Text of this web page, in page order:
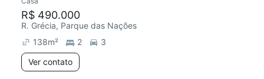
R$ 490.000
R. Grécia, Parque das Nações
138m² 2
3
Ver contato